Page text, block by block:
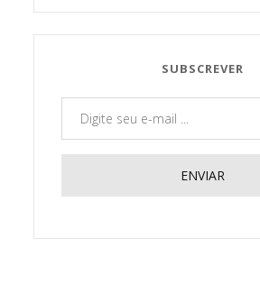
SUBSCREVER